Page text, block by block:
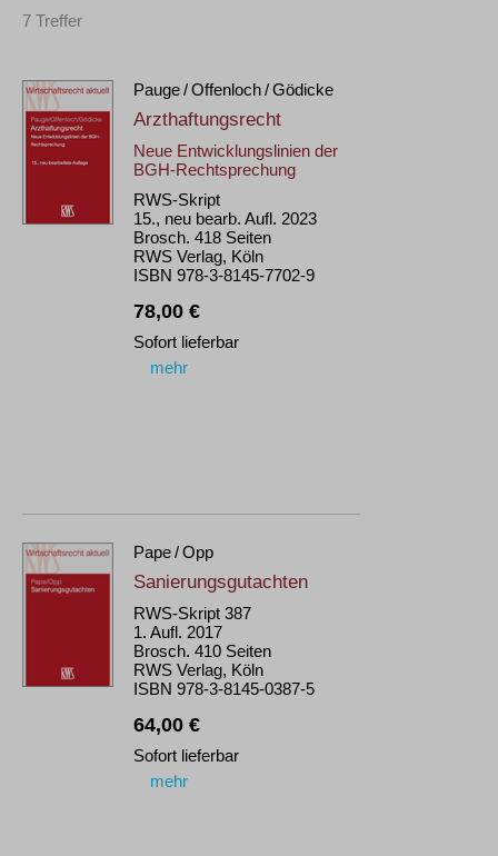
7 Treffer
Pauge / Offenloch / Gödicke
Arzthaftungsrecht
Neue Entwicklungslinien der
BGH-Rechtsprechung
RWS-Skript
15., neu bearb. Aufl. 2023
Brosch. 418 Seiten
RWS Verlag, Köln
ISBN 978-3-8145-7702-9
78,00 €
Sofort lieferbar
mehr
Pape / Opp
Sanierungsgutachten
RWS-Skript 387
1. Aufl. 2017
Brosch. 410 Seiten
RWS Verlag, Köln
ISBN 978-3-8145-0387-5
64,00 €
Sofort lieferbar
mehr